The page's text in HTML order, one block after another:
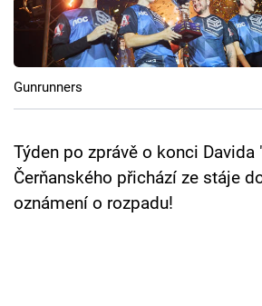
Cool Esport
Pořady
TV Program
Sledujte prima+
Přihlášení
Gunrunners
Týden po zprávě o konci Davida
Čerňanského přichází ze stáje
oznámení o rozpadu!